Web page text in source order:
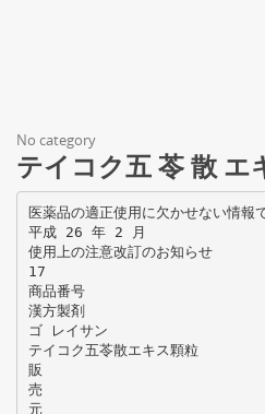
No category
テイコク五 苓 散 エ
医薬品の適正使用に欠かせない情報
平成 26 年 2 月
使用上の注意改訂のお知らせ
17
商品番号
漢方製剤
ゴ レイサン
テイコク五苓散エキス顆粒
販
売
元